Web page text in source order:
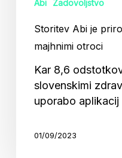
Abi Zadovoljstvo
Storitev Abi je
majhnimi otroci
Kar 8,6
slovenskimi
uporabo
01/09/2023